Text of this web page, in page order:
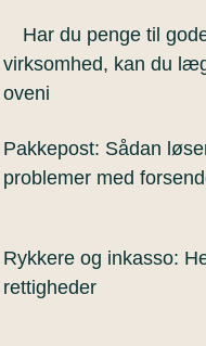
Har du penge til
virksomhed, kan du
oveni
Pakkepost: Sådan
problemer med
Rykkere og inkasso:
rettigheder